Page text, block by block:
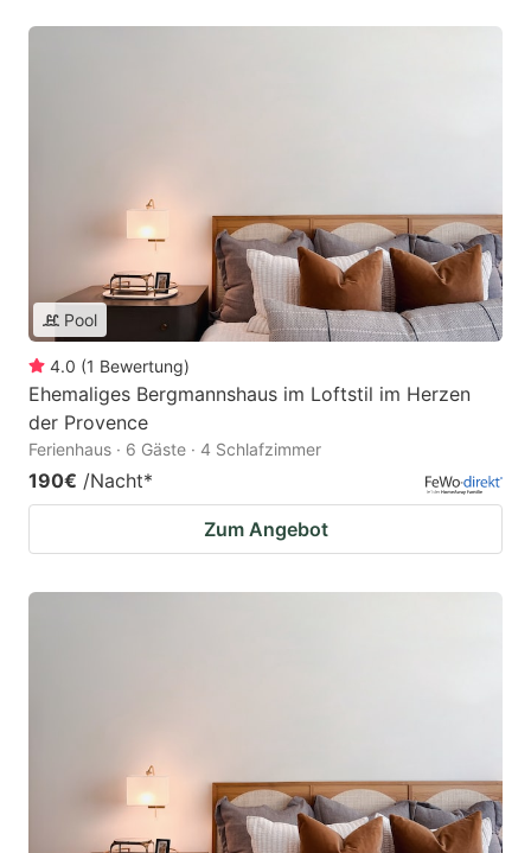
Pool
4.0 (1 Bewertung)
Ehemaliges Bergmannshaus im Loftstil im Herzen
der Provence
Ferienhaus · 6 Gäste · 4 Schlafzimmer
190€ /Nacht*
Zum Angebot